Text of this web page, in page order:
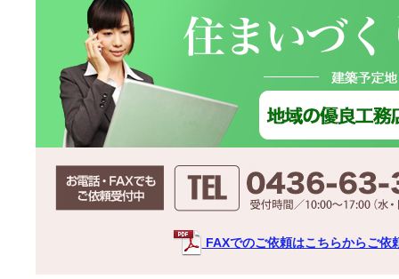
FAXでのご依頼はこちらからご依